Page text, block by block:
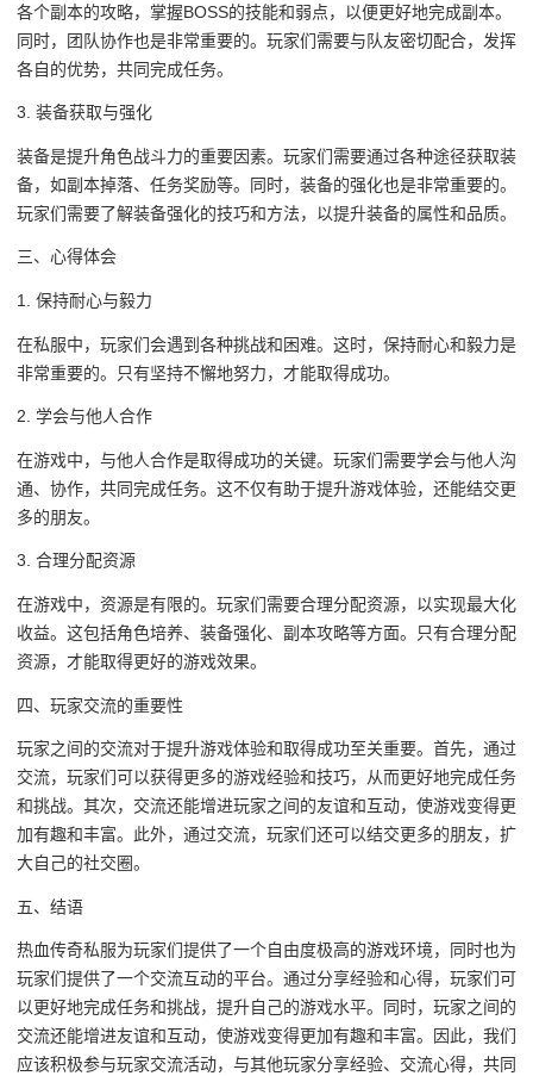
各个副本的攻略，掌握BOSS的技能和弱点，以便更好地完成副本。
同时，团队协作也是非常重要的。玩家们需要与队友密切配合，发挥
各自的优势，共同完成任务。
3. 装备获取与强化
装备是提升角色战斗力的重要因素。玩家们需要通过各种途径获取装
备，如副本掉落、任务奖励等。同时，装备的强化也是非常重要的。
玩家们需要了解装备强化的技巧和方法，以提升装备的属性和品质。
三、心得体会
1. 保持耐心与毅力
在私服中，玩家们会遇到各种挑战和困难。这时，保持耐心和毅力是
非常重要的。只有坚持不懈地努力，才能取得成功。
2. 学会与他人合作
在游戏中，与他人合作是取得成功的关键。玩家们需要学会与他人沟
通、协作，共同完成任务。这不仅有助于提升游戏体验，还能结交更
多的朋友。
3. 合理分配资源
在游戏中，资源是有限的。玩家们需要合理分配资源，以实现最大化
收益。这包括角色培养、装备强化、副本攻略等方面。只有合理分配
资源，才能取得更好的游戏效果。
四、玩家交流的重要性
玩家之间的交流对于提升游戏体验和取得成功至关重要。首先，通过
交流，玩家们可以获得更多的游戏经验和技巧，从而更好地完成任务
和挑战。其次，交流还能增进玩家之间的友谊和互动，使游戏变得更
加有趣和丰富。此外，通过交流，玩家们还可以结交更多的朋友，扩
大自己的社交圈。
五、结语
热血传奇私服为玩家们提供了一个自由度极高的游戏环境，同时也为
玩家们提供了一个交流互动的平台。通过分享经验和心得，玩家们可
以更好地完成任务和挑战，提升自己的游戏水平。同时，玩家之间的
交流还能增进友谊和互动，使游戏变得更加有趣和丰富。因此，我们
应该积极参与玩家交流活动，与其他玩家分享经验、交流心得，共同